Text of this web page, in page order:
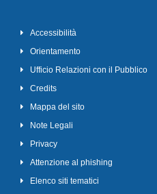
Accessibilità
Orientamento
Ufficio Relazioni con il Pubblico
Credits
Mappa del sito
Note Legali
Privacy
Attenzione al phishing
Elenco siti tematici